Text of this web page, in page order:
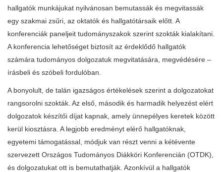
hallgatók munkájukat nyilvánosan bemutassák és megvitassák
egy szakmai zsűri, az oktatók és hallgatótársaik előtt. A
konferenciák paneljeit tudományszakok szerint szokták kialakítani.
A konferencia lehetőséget biztosít az érdeklődő hallgatók
számára tudományos dolgozatuk megvitatására, megvédésére –
írásbeli és szóbeli fordulóban.
A bonyolult, de talán igazságos értékelések szerint a dolgozatokat
rangsorolni szokták. Az első, második és harmadik helyezést elért
dolgozatok készítői díjat kapnak, amely ünnepélyes keretek között
kerül kiosztásra. A legjobb eredményt elérő hallgatóknak,
egyetemi támogatással, módjuk van részt venni a kétévente
szervezett Országos Tudományos Diákköri Konferencián (OTDK),
és dolgozatukat ott is bemutathatják. Azonkívül a hallgatók